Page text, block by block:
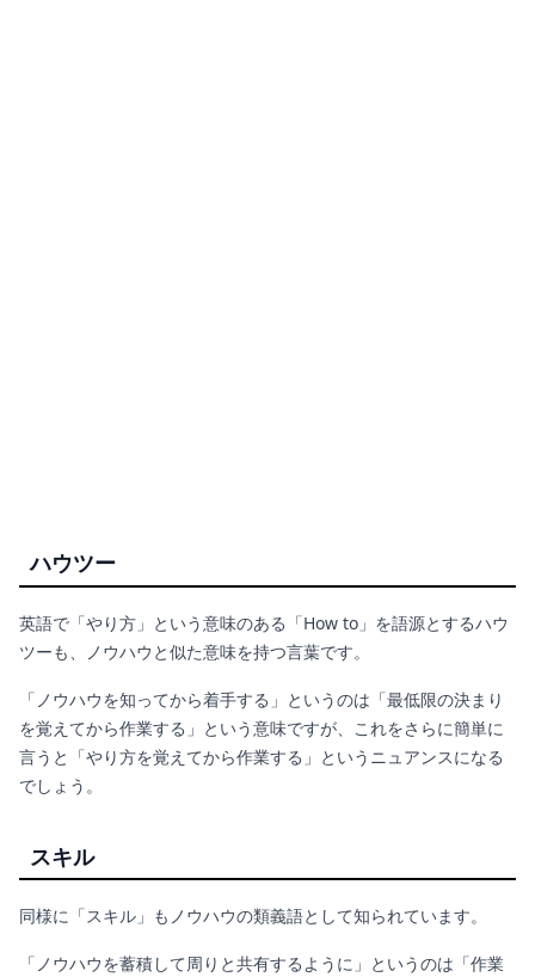
ハウツー
英語で「やり方」という意味のある「How to」を語源とするハウ
ツーも、ノウハウと似た意味を持つ言葉です。
「 ノウハウを知ってから着手する」というのは「最低限の決まり
を覚えてから作業する」という意味ですが、これをさらに簡単に
言うと「やり方を覚えてから作業する」というニュアンスになる
でしょう。
スキル
同様に「スキル」も ノウハウの類義語として知られています。
「ノウハウを蓄積して周りと共有するように」というのは「作業